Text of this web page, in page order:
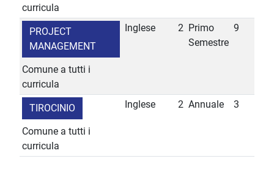
curricula
PROJECT
MANAGEMENT
Comune a tutti i
curricula
Inglese 2 Primo
Semestre
9
TIROCINIO
Comune a tutti i
curricula
Inglese 2 Annuale 3